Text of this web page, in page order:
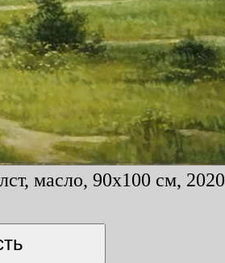
масло, 90x100 см, 2020